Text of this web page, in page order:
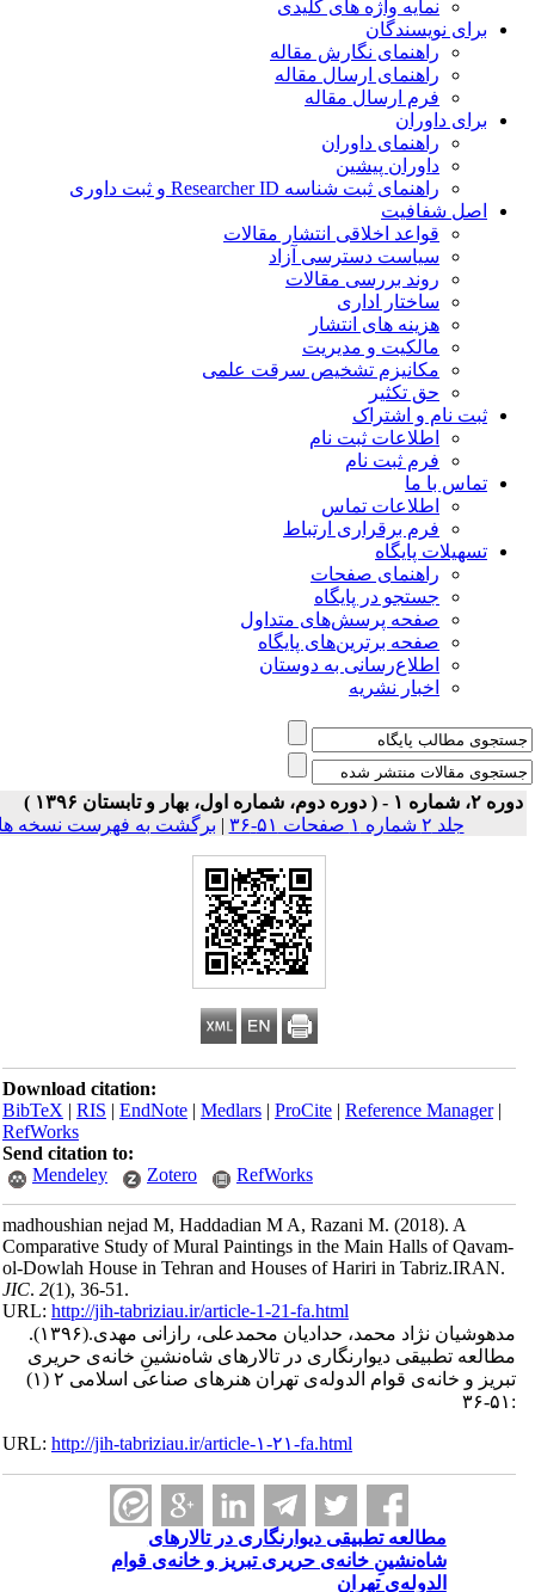
نمایه واژه های کلیدی
نویسندگان
راهنمای نگارش مقاله
راهنمای ارسال مقاله
فرم ارسال مقاله
داوران
راهنمای داوران
داوران پیشین
راهنمای ثبت شناسه Researcher ID و ثبت داوری
شفافیت
قواعد اخلاقی انتشار مقالات
سیاست دسترسی آزاد
روند بررسی مقالات
ساختار اداری
هزینه های انتشار
مالکیت و مدیریت
ﻣﮑﺎﻧﯿﺰم ﺗﺸﺨﯿﺺ ﺳﺮﻗﺖ ﻋﻠﻤﯽ
حق تکثیر
نام و اشتراک
اطلاعات ثبت نام
فرم ثبت نام
با ما
اطلاعات تماس
فرم برقراری ارتباط
پایگاه
راهنمای صفحات
جستجو در پایگاه
صفحه پرسش‌های متداول
صفحه برترین‌های پایگاه
اطلاع‌رسانی به دوستان
اخبار نشریه
|برگشت به فهرست نسخه ها
Download citation:
BibTeX|RIS| EndNote| Medlars| ProCite|Reference
RefWorks
Send citation to:
Mendeley
Zotero RefWorks
madhoushian nejad M, Haddadian M A, Razani M.(2018).
Comparative Study of Mural Paintings in the Main Halls of
ol-Dowlah House in Tehran and Houses of Hariri in
JIC.2(1)
URL:http://jih-tabriziau.ir/article-1-21-fa.html
نژاد محمد، حدادیان محمدعلی، رازانی مهدی.(۱۳۹۶).
تطبیقی دیوار‌نگار‌ی‌ در تالارهای شاه‌نشینِ خانه‌ی حریری
تبریز و خانه‌ی قوام الدوله‌ی تهران هنرهای صناعی اسلامی ۲ (۱)
URL:http://jih-tabriziau.ir/article-۱-۲۱-fa.html
مطالعه تطبیقی دیوار‌نگار‌ی‌ در تالارهای
شاه‌نشینِ خانه‌ی حریری تبریز و خانه‌ی قوام
الدوله‌ی تهران